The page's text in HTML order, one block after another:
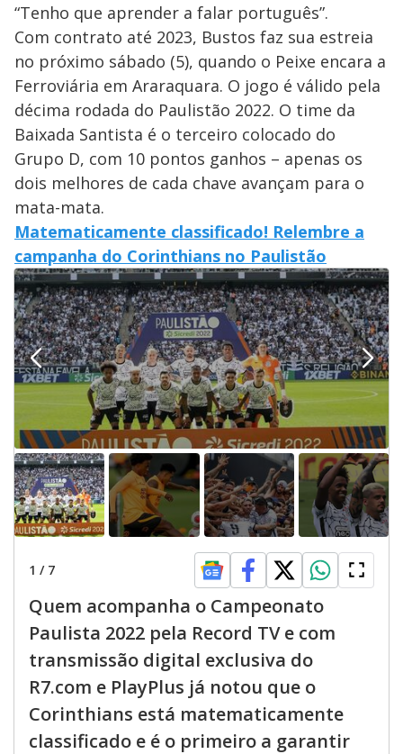
“Tenho que aprender a falar português”.
Com contrato até 2023, Bustos faz sua estreia
no próximo sábado (5), quando o Peixe encara a
Ferroviária em Araraquara. O jogo é válido pela
décima rodada do Paulistão 2022. O time da
Baixada Santista é o terceiro colocado do
Grupo D, com 10 pontos ganhos – apenas os
dois melhores de cada chave avançam para o
mata-mata.
Matematicamente classificado! Relembre a
campanha do Corinthians no Paulistão
1 / 7
Quem acompanha o Campeonato
Paulista 2022 pela Record TV e com
transmissão digital exclusiva do
R7.com e PlayPlus já notou que o
Corinthians está matematicamente
classificado e é o primeiro a garantir